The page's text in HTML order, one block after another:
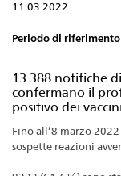
11.03.2022
Periodo di
13 388 notifiche
confermano il
positivo dei vaccini
Fino all’8 marzo
sospette reazioni